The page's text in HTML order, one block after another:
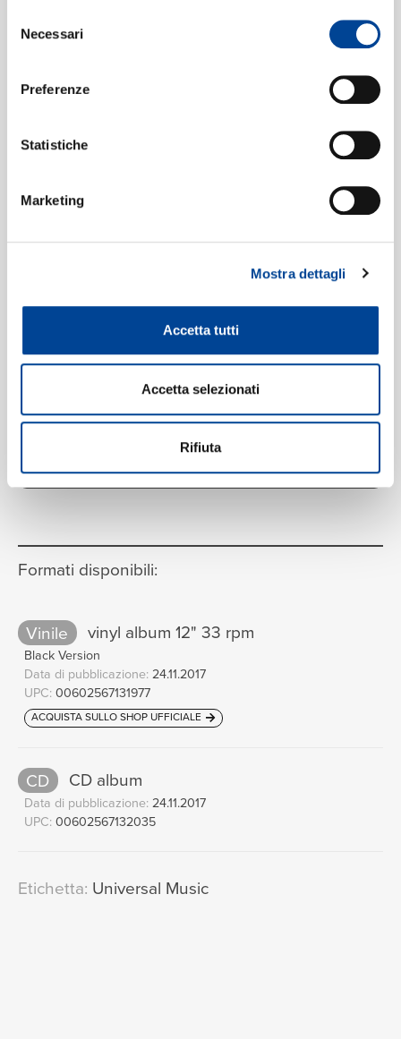
delNecessari
Preferenze
Statistiche
Marketing
Mostra dettagli
Accetta tutti
Accetta selezionati
Rifiuta
9 Al Tuo Matrimonio
04:26
10La Macchina Del Tempo
07:03
VEDI LA TRACKLIST COMPLETA
Formati disponibili:
Vinile vinyl album 12" 33 rpm
Black Version
Data di pubblicazione: 24.11.2017
UPC: 00602567131977
ACQUISTA SULLO SHOP UFFICIALE
CD CD album
Data di pubblicazione: 24.11.2017
UPC: 00602567132035
Etichetta: Universal Music